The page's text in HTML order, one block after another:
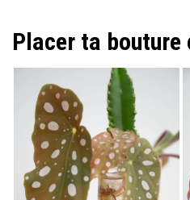
Placer ta bouture